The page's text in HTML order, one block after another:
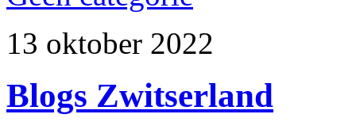
13 oktober 2022
Blogs Zwitserland